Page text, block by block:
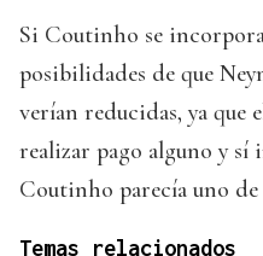
Si Coutinho se
posibilidades de que
verían reducidas, ya que
realizar pago alguno y sí
Coutinho parecía uno de
Temas relacionados